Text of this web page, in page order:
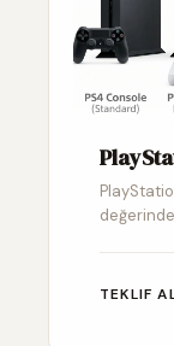
TEKLIF